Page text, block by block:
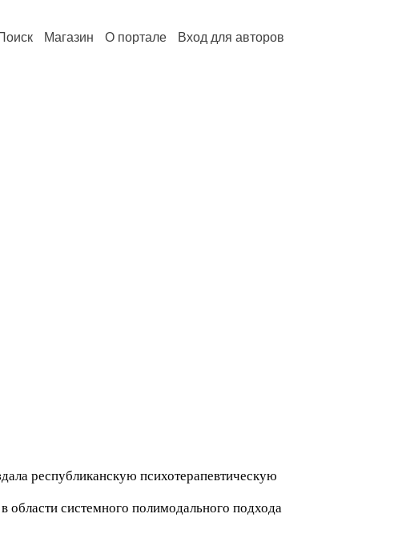
Магазин О портале Вход для авторов
республиканскую психотерапевтическую
области системного полимодального подхода